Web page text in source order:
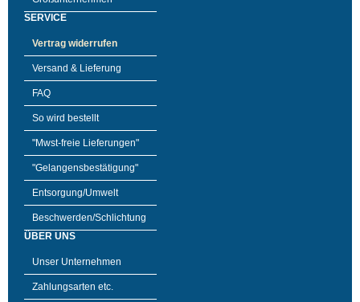
SERVICE
Vertrag widerrufen
Versand & Lieferung
FAQ
So wird bestellt
"Mwst-freie Lieferungen"
"Gelangensbestätigung"
Entsorgung/Umwelt
Beschwerden/Schlichtung
ÜBER UNS
Unser Unternehmen
Zahlungsarten etc.